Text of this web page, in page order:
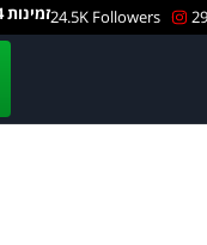
24.5K Followersזמינות 24 שעות ביממה למקרי חירום